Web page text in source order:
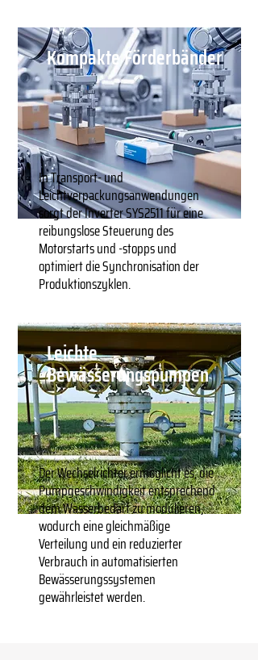
Kompakte Förderbänder
In Transport- und
Leichtverpackungsanwendungen
sorgt der Inverter SYS2511 für eine
reibungslose Steuerung des
Motorstarts und -stopps und
optimiert die Synchronisation der
Produktionszyklen.
Leichte
Bewässerungspumpen
Der Wechselrichter ermöglicht es, die
Pumpgeschwindigkeit entsprechend
dem Wasserbedarf zu modulieren,
wodurch eine gleichmäßige
Verteilung und ein reduzierter
Verbrauch in automatisierten
Bewässerungssystemen
gewährleistet werden.